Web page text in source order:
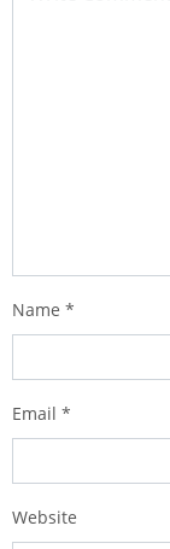
Name *
Email *
Website